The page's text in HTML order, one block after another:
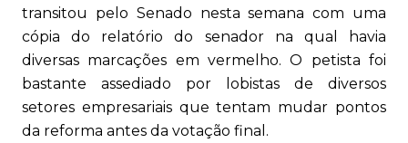
transitou pelo Senado nesta semana com uma
cópia do relatório do senador na qual havia
diversas marcações em vermelho. O petista foi
bastante assediado por lobistas de diversos
setores empresariais que tentam mudar pontos
da reforma antes da votação final.